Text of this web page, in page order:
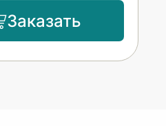
Заказать